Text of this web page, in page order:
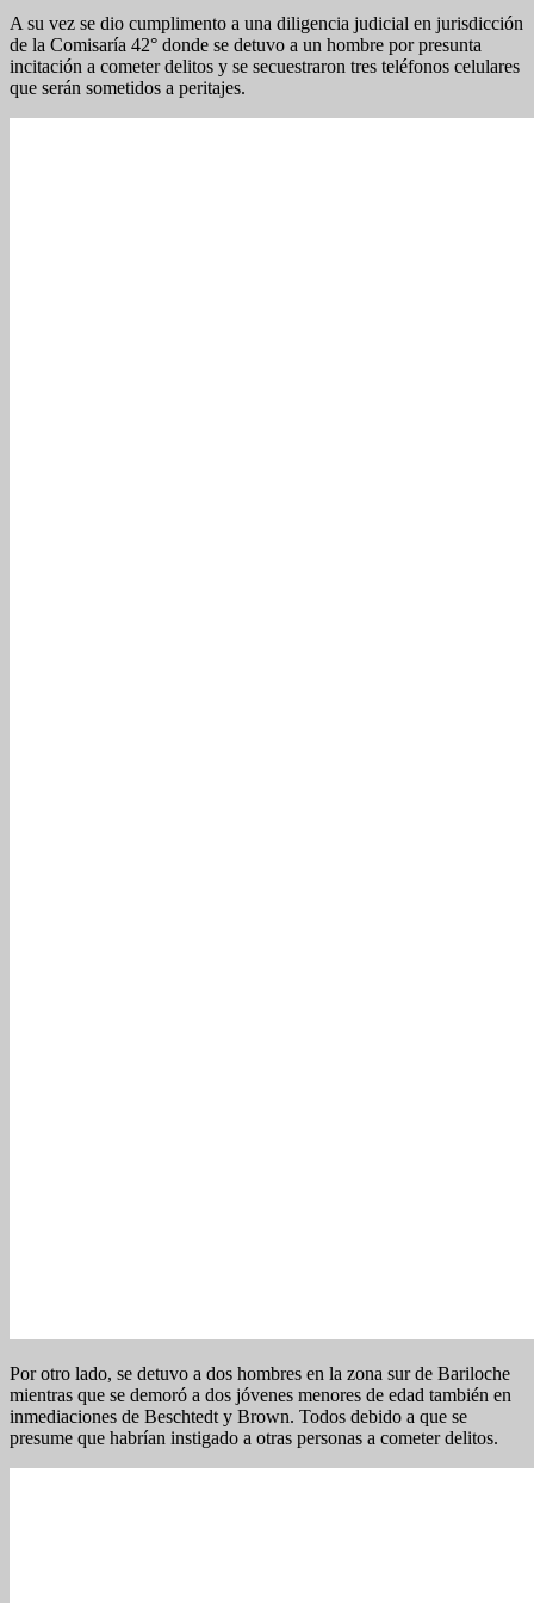
A su vez se dio cumplimento a una diligencia judicial en jurisdicción
de la Comisaría 42° donde se detuvo a un hombre por presunta
incitación a cometer delitos y se secuestraron tres teléfonos celulares
que serán sometidos a peritajes.
Por otro lado, se detuvo a dos hombres en la zona sur de Bariloche
mientras que se demoró a dos jóvenes menores de edad también en
inmediaciones de Beschtedt y Brown. Todos debido a que se
presume que habrían instigado a otras personas a cometer delitos.